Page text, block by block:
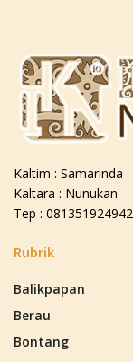
Kaltim : Samarinda
Kaltara : Nunukan
Tep : 081351924942
Rubrik
Balikpapan
Berau
Bontang